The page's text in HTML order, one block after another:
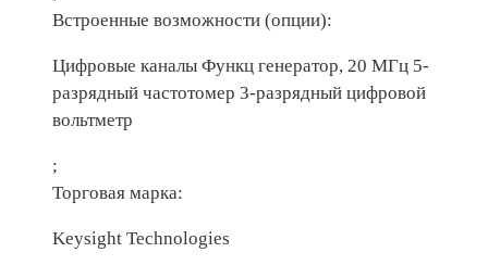
Встроенные возможности (опции):
Цифровые каналы Функц генератор, 20 МГц 5-
разрядный частотомер 3-разрядный цифровой
вольтметр
;
Торговая марка:
Keysight Technologies